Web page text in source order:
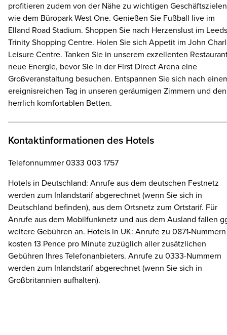
profitieren zudem von der Nähe zu wichtigen Geschäftszielen
wie dem Büropark West One. Genießen Sie Fußball live im
Elland Road Stadium. Shoppen Sie nach Herzenslust im Leeds
Trinity Shopping Centre. Holen Sie sich Appetit im John
Leisure Centre. Tanken Sie in unserem exzellenten
neue Energie, bevor Sie in der First Direct Arena eine
Großveranstaltung besuchen. Entspannen Sie sich nach
ereignisreichen Tag in unseren geräumigen Zimmern und den
herrlich komfortablen Betten.
Kontaktinformationen des Hotels
Telefonnummer 0333 003 1757
Hotels in Deutschland: Anrufe aus dem deutschen Festnetz
werden zum Inlandstarif abgerechnet (wenn Sie sich in
Deutschland befinden), aus dem Ortsnetz zum Ortstarif. Für
Anrufe aus dem Mobilfunknetz und aus dem Ausland fallen
weitere Gebühren an. Hotels in UK: Anrufe zu 0871-Nummern
kosten 13 Pence pro Minute zuzüglich aller zusätzlichen
Gebühren Ihres Telefonanbieters. Anrufe zu 0333-Nummern
werden zum Inlandstarif abgerechnet (wenn Sie sich in
Großbritannien aufhalten).